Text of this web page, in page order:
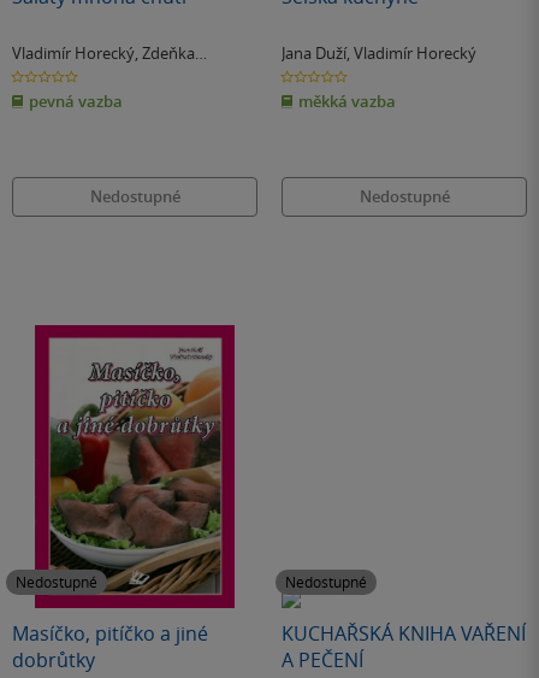
Vladimír Horecký, Zdeňka
Horecká
0.0
z
5
hvězdiček
pevná vazba
Nedostupné
Jana Duží, Vladimír Horecký
0.0
z
5
hvězdiček
měkká vazba
Nedostupné
Nedostupné
Masíčko, pitíčko a jiné
dobrůtky
Nedostupné
KUCHAŘSKÁ KNIHA VAŘENÍ
A PEČENÍ